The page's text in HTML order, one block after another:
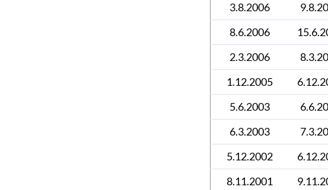
3.8.2006
8.6.2006
2.3.2006
1.12.2005
5.6.2003
6.3.2003
5.12.2002
8.11.2001